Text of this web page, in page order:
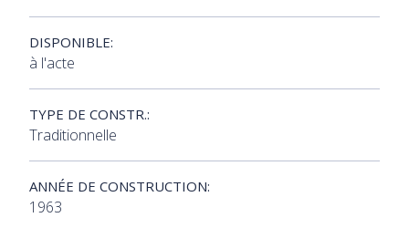
DISPONIBLE:
à l'acte
TYPE DE CONSTR.:
Traditionnelle
ANNÉE DE CONSTRUCTION:
1963